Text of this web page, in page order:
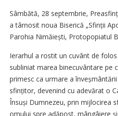
Sâmbătă, 28 septembrie,
a târnosit noua Biserică „Sfinții
Parohia Nimăiești, Protopopiatul
Ierarhul a rostit un cuvânt de
subliniat marea binecuvântare pe
primesc ca urmare a
sfințitor, devenind cu adevărat o
Însuși Dumnezeu, prin mijlocirea
omului spre adăpost, mângâiere